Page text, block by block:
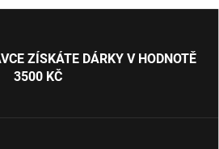
ZÍSKÁTE DÁRKY V HODNOTĚ
3500 KČ